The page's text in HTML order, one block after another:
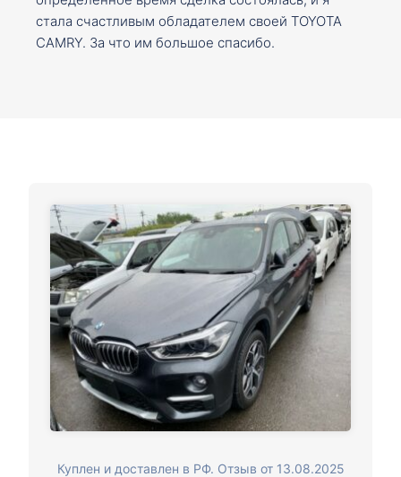
стала счастливым обладателем своей TOYOTA
CAMRY. За что им большое спасибо.
Куплен и доставлен в РФ. Отзыв от 13.08.2025